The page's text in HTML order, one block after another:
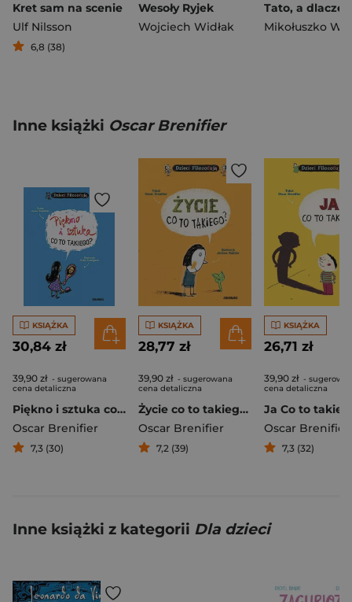
Kret sam na scenie
Ulf Nilsson
6,8 (38)
Wesoły Ryjek
Wojciech Widłak
Tato, a
Inne książki Oscar Brenifier
KSIĄŻKA
30,84 zł
39,90 zł - sugerowana
cena detaliczna
Piękno i sztuka co to takiego?
Oscar Brenifier
7,3 (30)
KSIĄŻKA
28,77 zł
39,90 zł - sugerowana
cena detaliczna
Życie co to takiego?
Oscar Brenifier
7,2 (39)
KSIĄŻKA
26,71 zł
39,90 zł -
cena detaliczna
Ja Co to
Oscar Brenifier
7,3 (32)
Inne książki z kategorii Dla dzieci